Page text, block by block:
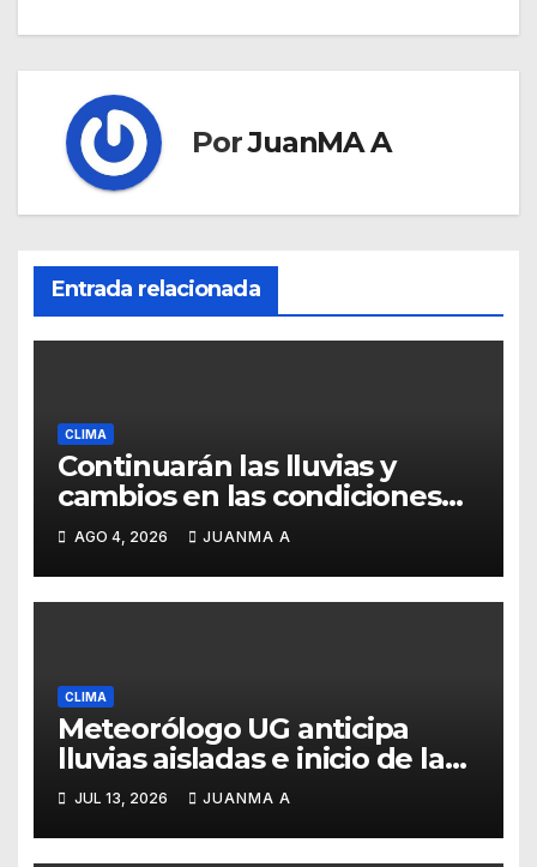
PorJuanMA A
Entrada relacionada
CLIMA
Continuarán las lluvias y
cambios en las condiciones
del tiempo
AGO 4, 2026 JUANMA A
CLIMA
Meteorólogo UG anticipa
lluvias aisladas e inicio de la
canícula para finales de julio
JUL 13, 2026 JUANMA A